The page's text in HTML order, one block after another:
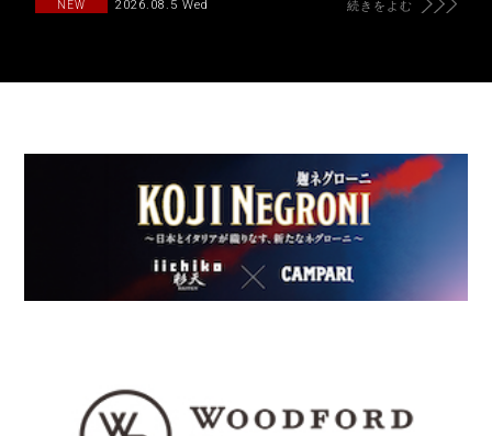
NEW 2026.08.5 Wed 続きをよむ